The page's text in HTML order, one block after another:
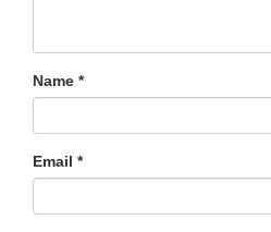
Name *
Email *